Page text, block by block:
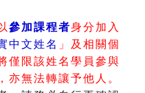
參加課程者身分加入
中文姓名 」及相關個
僅限該姓名學員參與
亦無法轉讓予他人。